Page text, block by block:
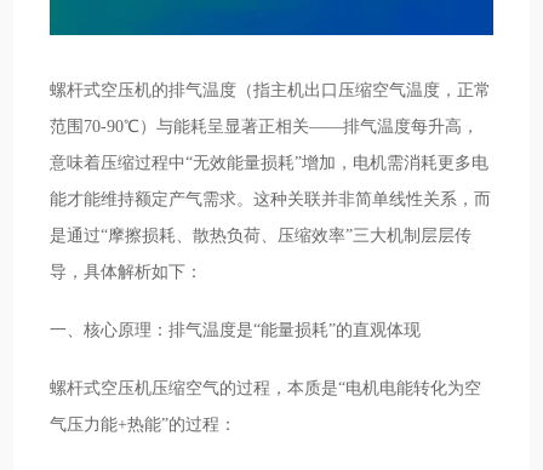
螺杆式空压机的排气温度（指主机出口压缩空气温度，正常
范围70-90℃）与能耗呈显著正相关——排气温度每升高，
意味着压缩过程中“无效能量损耗”增加，电机需消耗更多电
能才能维持额定产气需求。这种关联并非简单线性关系，而
是通过“摩擦损耗、散热负荷、压缩效率”三大机制层层传
导，具体解析如下：
一、核心原理：排气温度是“能量损耗”的直观体现
螺杆式空压机压缩空气的过程，本质是“电机电能转化为空
气压力能+热能”的过程：